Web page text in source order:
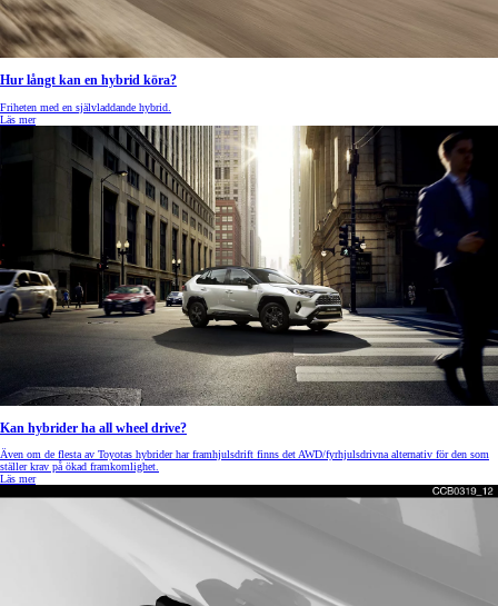
Hur långt kan en hybrid köra?
Friheten med en självladdande hybrid.
Läs mer
Kan hybrider ha all wheel drive?
Även om de flesta av Toyotas hybrider har framhjulsdrift finns det AWD/fyrhjulsdrivna alternativ för den som
ställer krav på ökad framkomlighet.
Läs mer